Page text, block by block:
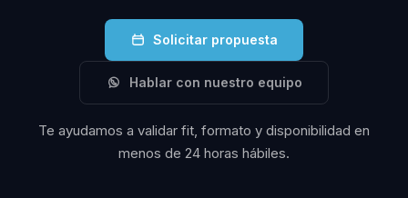
Solicitar propuesta
Hablar con nuestro equipo
Te ayudamos a validar fit, formato y disponibilidad en
menos de 24 horas hábiles.